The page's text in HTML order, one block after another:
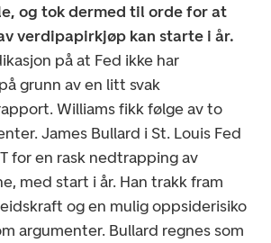
og tok dermed til orde for at
verdipapirkjøp kan starte i år.
på at Fed ikke har
grunn av en litt svak
Williams fikk følge av to
James Bullard i St. Louis Fed
for en rask nedtrapping av
med start i år. Han trakk fram
og en mulig oppsiderisiko
argumenter. Bullard regnes som